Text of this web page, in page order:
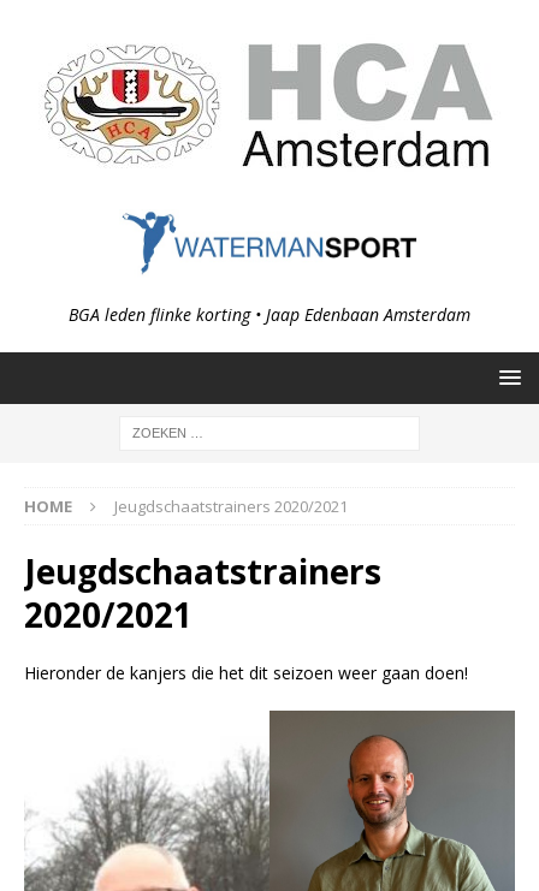
BGA leden flinke korting • Jaap Edenbaan Amsterdam
HOME Jeugdschaatstrainers 2020/2021
Jeugdschaatstrainers
2020/2021
Hieronder de kanjers die het dit seizoen weer gaan doen!